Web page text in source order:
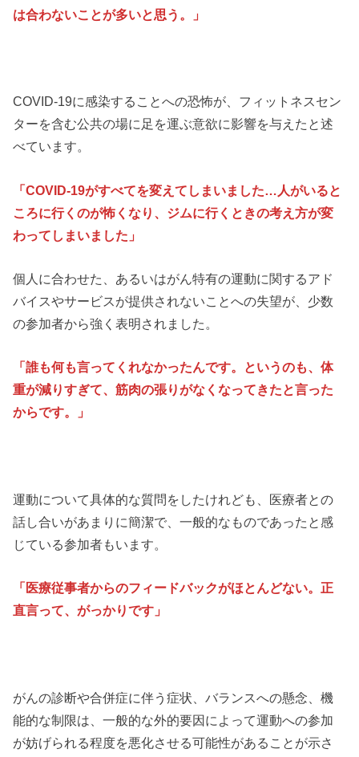
は合わないことが多いと思う。」
COVID-19に感染することへの恐怖が、フィットネスセン
ターを含む公共の場に足を運ぶ意欲に影響を与えたと述
べています。
「COVID-19がすべてを変えてしまいました…人がいると
ころに行くのが怖くなり、ジムに行くときの考え方が変
わってしまいました」
個人に合わせた、あるいはがん特有の運動に関するアド
バイスやサービスが提供されないことへの失望が、少数
の参加者から強く表明されました。
「誰も何も言ってくれなかったんです。というのも、体
重が減りすぎて、筋肉の張りがなくなってきたと言った
からです。」
運動について具体的な質問をしたけれども、医療者との
話し合いがあまりに簡潔で、一般的なものであったと感
じている参加者もいます。
「医療従事者からのフィードバックがほとんどない。正
直言って、がっかりです」
がんの診断や合併症に伴う症状、バランスへの懸念、機
能的な制限は、一般的な外的要因によって運動への参加
が妨げられる程度を悪化させる可能性があることが示さ